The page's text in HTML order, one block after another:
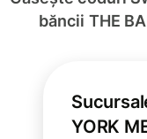
băncii THE
YORK